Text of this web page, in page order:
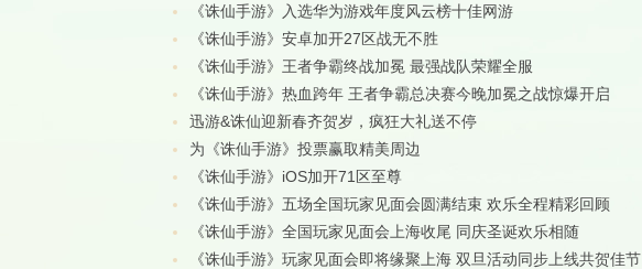
《诛仙手游》入选华为游戏年度风云榜十佳网游
《诛仙手游》安卓加开27区战无不胜
《诛仙手游》王者争霸终战加冕 最强战队荣耀全服
《诛仙手游》热血跨年 王者争霸总决赛今晚加冕之战惊爆开启
迅游&诛仙迎新春齐贺岁，疯狂大礼送不停
为《诛仙手游》投票赢取精美周边
《诛仙手游》iOS加开71区至尊
《诛仙手游》五场全国玩家见面会圆满结束 欢乐全程精彩回顾
《诛仙手游》全国玩家见面会上海收尾 同庆圣诞欢乐相随
《诛仙手游》玩家见面会即将缘聚上海 双旦活动同步上线共贺佳节